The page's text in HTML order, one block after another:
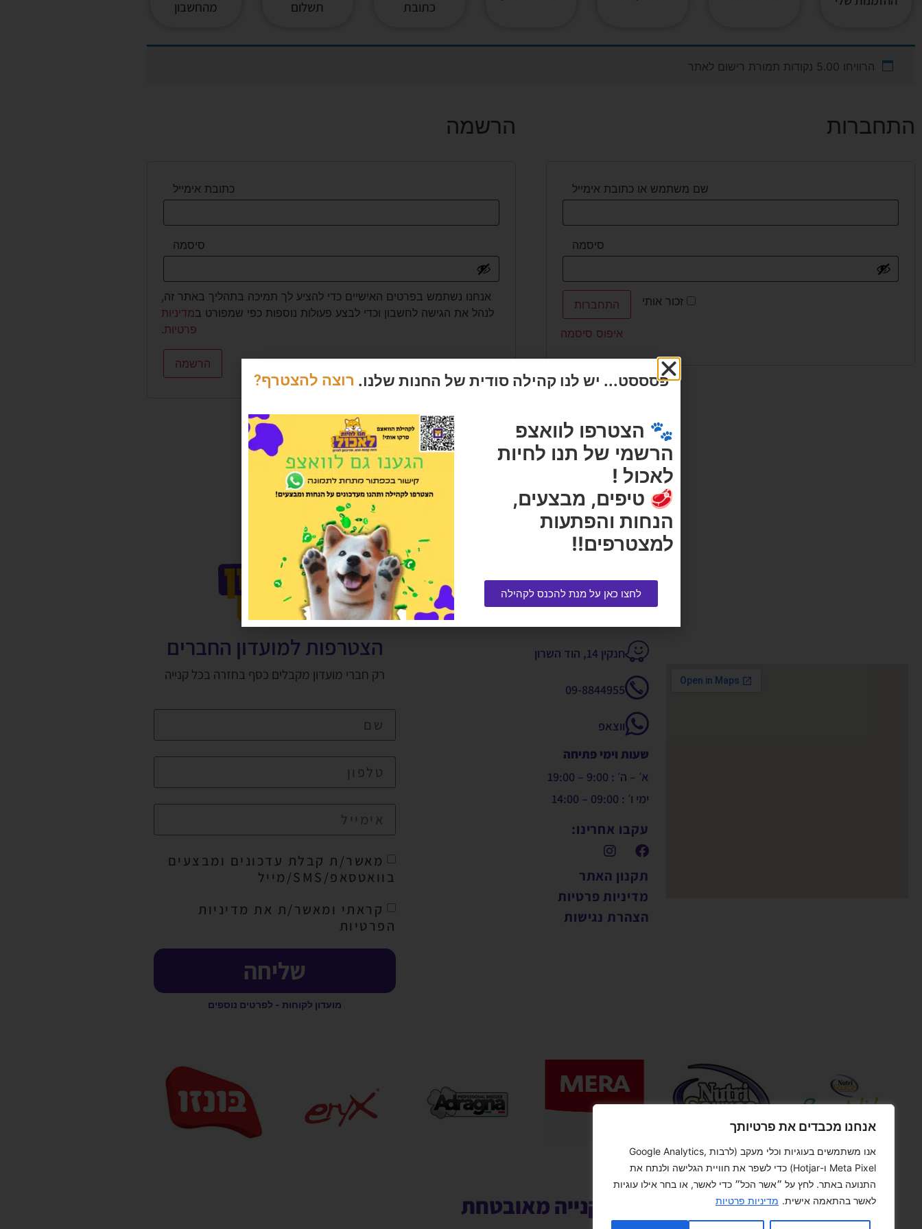
אנחנו מכבדים את פרטיותך
אנו משתמשים בעוגיות וכלי מעקב (לרבות Google Analytics,
Meta Pixel ו-Hotjar) כדי לשפר את חוויית הגלישה ולנתח את
התנועה באתר. לחץ על ״אשר הכל״ כדי לאשר, או בחר אילו עוגיות
לאשר בהתאמה אישית. מדיניות פרטיות
כתובת
תשלום
מהחשבון
הרוויחו 5.00 נקודות תמורת רישום לאתר
התחברות
שם משתמש או כתובת אימייל
סיסמה
זכור אותי התחברות
איפוס סיסמה
הרשמה
כתובת אימייל
סיסמה
אנחנו נשתמש בפרטים האישיים כדי להציע לך תמיכה בתהליך באתר זה,
לנהל את הגישה לחשבון וכדי לבצע פעולות נוספות כפי שמפורט במדיניות
פרטיות.
הרשמה
חנקין 14, הוד השרון
09-8844955
ווצאפ
שעות וימי פתיחה
א׳ – ה׳ : 9:00 – 19:00
ימי ו׳ : 09:00 – 14:00
עקבו אחרינו:
תקנון האתר
מדיניות פרטיות
הצהרת נגישות
הצטרפות למועדון החברים
רק חברי מועדון מקבלים כסף בחזרה בכל קנייה
מאשר/ת קבלת עדכונים ומבצעים
בוואטסאפ/SMS/מייל
קראתי ומאשר/ת את מדיניות
הפרטיות
שליחה
מועדון לקוחות - לפרטים נוספים
קנייה מאובטחת
פסססט... יש לנו קהילה סודית של החנות שלנו. רוצה להצטרף?
🐾 הצטרפו לוואצפ
הרשמי של תנו לחיות
לאכול !
🥩 טיפים, מבצעים,
הנחות והפתעות
למצטרפים!!
לחצו כאן על מנת להכנס לקהילה